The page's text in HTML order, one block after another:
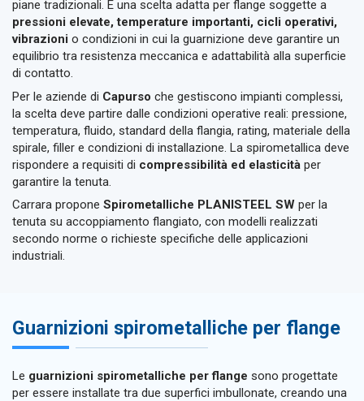
piane tradizionali. È una scelta adatta per flange soggette a
pressioni elevate, temperature importanti, cicli operativi,
vibrazioni o condizioni in cui la guarnizione deve garantire un
equilibrio tra resistenza meccanica e adattabilità alla superficie
di contatto.
Per le aziende di Capurso che gestiscono impianti complessi,
la scelta deve partire dalle condizioni operative reali: pressione,
temperatura, fluido, standard della flangia, rating, materiale della
spirale, filler e condizioni di installazione. La spirometallica deve
rispondere a requisiti di compressibilità ed elasticità per
garantire la tenuta.
Carrara propone Spirometalliche PLANISTEEL SW per la
tenuta su accoppiamento flangiato, con modelli realizzati
secondo norme o richieste specifiche delle applicazioni
industriali.
Guarnizioni spirometalliche per flange
Le guarnizioni spirometalliche per flange sono progettate
per essere installate tra due superfici imbullonate, creando una